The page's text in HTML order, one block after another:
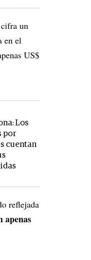
un
en el
US$
Los
por
cuentan
reflejada
apenas